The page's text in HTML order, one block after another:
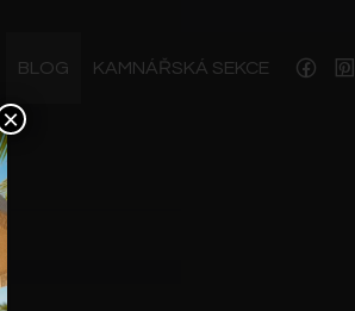
BLOG KAMNÁŘSKÁ SEKCE
×